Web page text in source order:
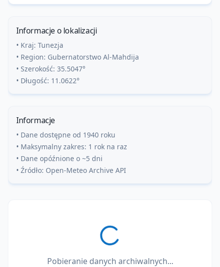
Informacje o lokalizacji
• Kraj: Tunezja
• Region: Gubernatorstwo Al-Mahdija
• Szerokość: 35.5047°
• Długość: 11.0622°
Informacje
• Dane dostępne od 1940 roku
• Maksymalny zakres: 1 rok na raz
• Dane opóźnione o ~5 dni
• Źródło: Open-Meteo Archive API
Pobieranie danych archiwalnych...